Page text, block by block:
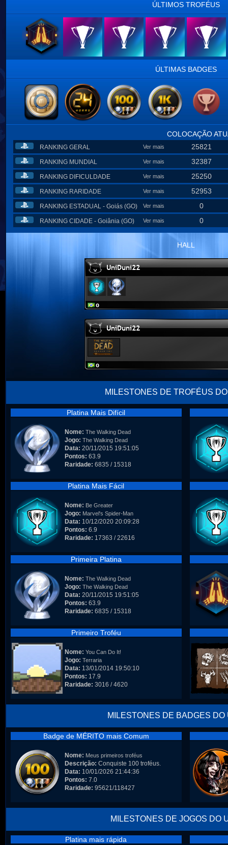
ÚLTIMOS TROFÉUS
ÚLTIMAS BADGES
COLOCAÇÃO
RANKING GERAL Ver mais 25821
RANKING MUNDIAL Ver mais 32387
RANKING DIFICULDADE Ver mais 25250
RANKING RARIDADE Ver mais 52953
RANKING ESTADUAL - Goiás (GO) Ver mais 0
RANKING CIDADE - Goiânia (GO) Ver mais 0
HALL
MILESTONES DE TROFÉUS
Platina Mais Difícil
Nome: The Walking Dead
Jogo: The Walking Dead
Data: 20/11/2015 19:51:05
Pontos: 63.9
Raridade: 6835 / 15318
Platina Mais Fácil
Nome: Be Greater
Jogo: Marvel's Spider-Man
Data: 10/12/2020 20:09:28
Pontos: 6.9
Raridade: 17363 / 22616
Primeira Platina
Nome: The Walking Dead
Jogo: The Walking Dead
Data: 20/11/2015 19:51:05
Pontos: 63.9
Raridade: 6835 / 15318
Primeiro Troféu
Nome: You Can Do It!
Jogo: Terraria
Data: 13/01/2014 19:50:10
Pontos: 17.9
Raridade: 3016 / 4620
MILESTONES DE BADGES DO
Badge de MÉRITO mais Comum
Nome: Meus primeiros troféus
Descrição: Conquiste 100 troféus.
Data: 10/01/2026 21:44:36
Pontos: 7.0
Raridade: 95621/118427
MILESTONES DE JOGOS DO
Platina mais rápida